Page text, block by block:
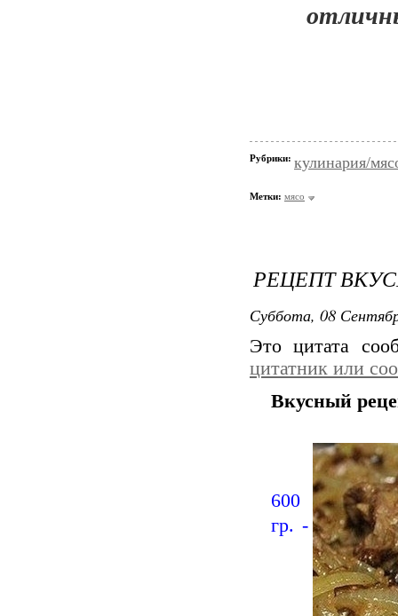
Рубрики: кулинария/
Метки: мясо
РЕЦЕПТ
Суббота, 08
Это цитата
цитатник или
Вкусный
600
гр. -